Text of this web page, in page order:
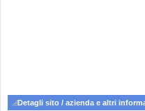
Detagli sito / azienda e altri